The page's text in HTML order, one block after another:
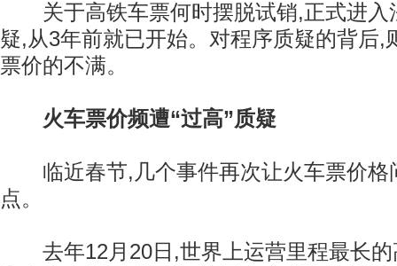
关于高铁车票何时摆脱试销,正式进入
疑,从3年前就已开始。对程序质疑的背后,
票价的不满。
火车票价频遭“过高”质疑
临近春节,几个事件再次让火车票价格
点。
去年12月20日,世界上运营里程最长的